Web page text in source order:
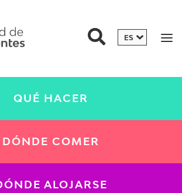
QUÉ HACER
DÓNDE COMER
ALOJARSE